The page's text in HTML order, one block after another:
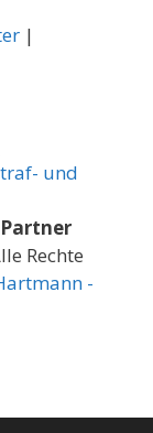
|
und
Rechte
-